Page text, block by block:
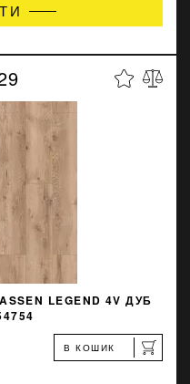
LEGEND 4V ДУБ
В КОШИК